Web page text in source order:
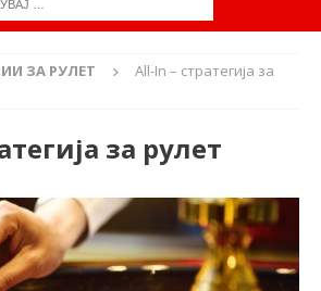
ЗА РУЛЕТ
All-In – стратегија за
за рулет